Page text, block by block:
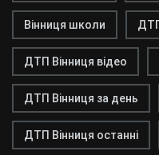
Вінниця школи
ДТП Вінниця відео
ДТП Вінниця за день
ДТП Вінниця останні